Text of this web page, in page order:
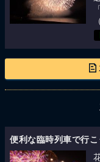
便利な臨時列車で行